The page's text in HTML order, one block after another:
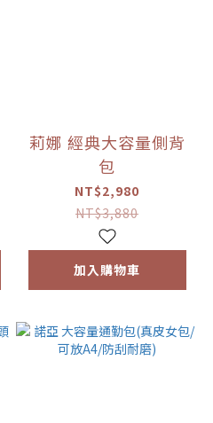
莉娜 經典大容量側背
包
NT$2,980
NT$3,880
加入購物車